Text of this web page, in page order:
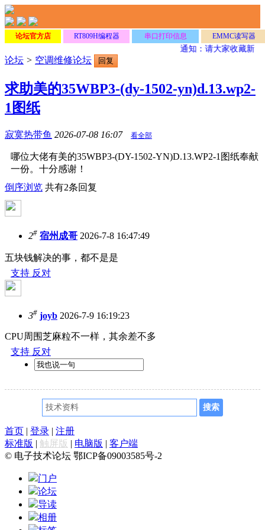
论坛官方店 RT809H编程器 串口打印信息 EMMC读写器
通知：请大家收藏新网
论坛 > 空调维修论坛 回复
求助美的35WBP3-(dy-1502-yn)d.13.wp2-
1图纸
寂寞热带鱼 2026-07-08 16:07 看全部
哪位大佬有美的35WBP3-(DY-1502-YN)D.13.WP2-1图纸奉献
一份。十分感谢！
倒序浏览 共有2条回复
2# 宿州成哥 2026-7-8 16:47:49
五块钱解决的事，都不是是
支持 反对
3# joyb 2026-7-9 16:19:23
CPU周围芝麻粒不一样，其余差不多
支持 反对
首页 登录
注册
标准版
触屏版 电脑版
客户端
© 电子技术论坛 鄂ICP备09003585号-2
门户
论坛
导读
相册